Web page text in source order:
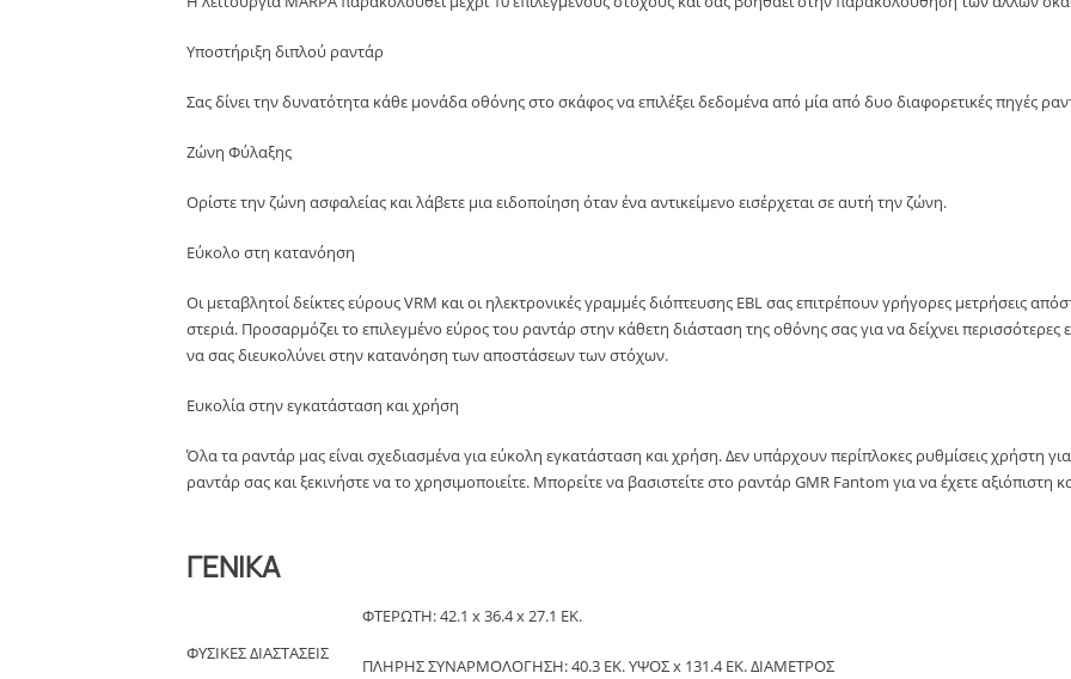
Υποστήριξη διπλού ραντάρ
Σας δίνει την δυνατότητα κάθε μονάδα οθόνης στο σκάφος να επιλέξει δεδομένα από μία από δυο διαφορετικές πηγές
Ζώνη Φύλαξης
Ορίστε την ζώνη ασφαλείας και λάβετε μια ειδοποίηση όταν ένα αντικείμενο εισέρχεται σε αυτή την ζώνη.
Εύκολο στη κατανόηση
Οι μεταβλητοί δείκτες εύρους VRM και οι ηλεκτρονικές γραμμές διόπτευσης EBL σας επιτρέπουν γρήγορες μετρήσεις
στεριά. Προσαρμόζει το επιλεγμένο εύρος του ραντάρ στην κάθετη διάσταση της οθόνης σας για να δείχνει
να σας διευκολύνει στην κατανόηση των αποστάσεων των στόχων.
Ευκολία στην εγκατάσταση και χρήση
Όλα τα ραντάρ μας είναι σχεδιασμένα για εύκολη εγκατάσταση και χρήση. Δεν υπάρχουν περίπλοκες ρυθμίσεις χρήστη
ραντάρ σας και ξεκινήστε να το χρησιμοποιείτε. Μπορείτε να βασιστείτε στο ραντάρ GMR Fantom για να έχετε αξιόπιστη
ΓΕΝΙΚΑ
ΦΥΣΙΚΕΣ ΔΙΑΣΤΑΣΕΙΣ
ΦΤΕΡΩΤΗ: 42.1 x 36.4 x 27.1 ΕΚ.
ΠΛΗΡΗΣ ΣΥΝΑΡΜΟΛΟΓΗΣΗ: 40.3 ΕΚ. ΥΨΟΣ x 131.4 ΕΚ. ΔΙΑΜΕΤΡΟΣ